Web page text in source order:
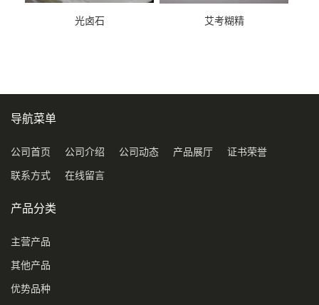
光卤石 艾考糊精
导航菜单
公司首页 公司介绍 公司动态 产品展厅 证书荣誉
联系方式 在线留言
产品分类
主营产品
其他产品
优势品种